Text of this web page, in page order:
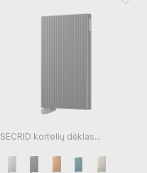
SECRID kortelių dėklas...